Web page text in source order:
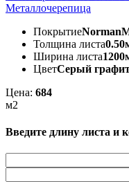
Металлочерепица
Покрытие
Толщина листа
Ширина листа
ЦветСерый
Цена: 684
м2
Введите длину листа и